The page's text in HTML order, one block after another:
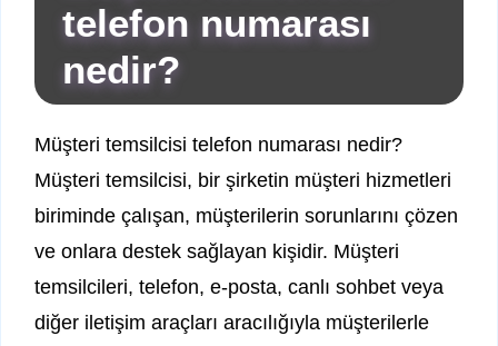
telefon numarası
nedir?
Müşteri temsilcisi telefon numarası nedir?
Müşteri temsilcisi, bir şirketin müşteri hizmetleri
biriminde çalışan, müşterilerin sorunlarını çözen
ve onlara destek sağlayan kişidir. Müşteri
temsilcileri, telefon, e-posta, canlı sohbet veya
diğer iletişim araçları aracılığıyla müşterilerle